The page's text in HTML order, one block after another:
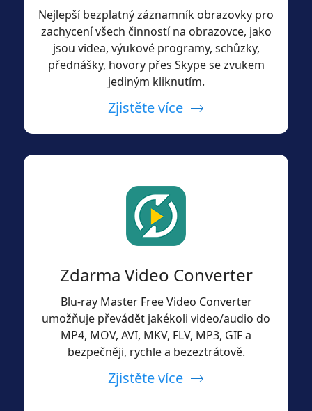
Nejlepší bezplatný záznamník obrazovky pro
zachycení všech činností na obrazovce, jako
jsou videa, výukové programy, schůzky,
přednášky, hovory přes Skype se zvukem
jediným kliknutím.
Zjistěte více
Zdarma Video Converter
Blu-ray Master Free Video Converter
umožňuje převádět jakékoli video/audio do
MP4, MOV, AVI, MKV, FLV, MP3, GIF a
bezpečněji, rychle a bezeztrátově.
Zjistěte více